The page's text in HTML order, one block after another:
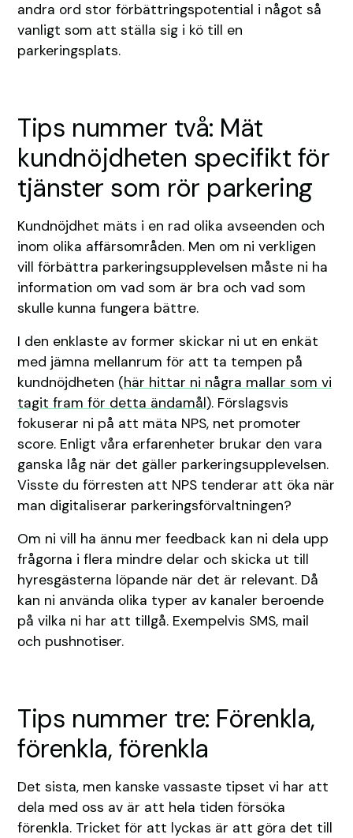
andra ord stor förbättringspotential i något så
vanligt som att ställa sig i kö till en
parkeringsplats.
Tips nummer två: Mät
kundnöjdheten specifikt för
tjänster som rör parkering
Kundnöjdhet mäts i en rad olika avseenden och
inom olika affärsområden. Men om ni verkligen
vill förbättra parkeringsupplevelsen måste ni ha
information om vad som är bra och vad som
skulle kunna fungera bättre.
I den enklaste av former skickar ni ut en enkät
med jämna mellanrum för att ta tempen på
kundnöjdheten (här hittar ni några mallar som vi
tagit fram för detta ändamål). Förslagsvis
fokuserar ni på att mäta NPS, net promoter
score. Enligt våra erfarenheter brukar den vara
ganska låg när det gäller parkeringsupplevelsen.
Visste du förresten att NPS tenderar att öka när
man digitaliserar parkeringsförvaltningen?
Om ni vill ha ännu mer feedback kan ni dela upp
frågorna i flera mindre delar och skicka ut till
hyresgästerna löpande när det är relevant. Då
kan ni använda olika typer av kanaler beroende
på vilka ni har att tillgå. Exempelvis SMS, mail
och pushnotiser.
Tips nummer tre: Förenkla,
förenkla, förenkla
Det sista, men kanske vassaste tipset vi har att
dela med oss av är att hela tiden försöka
förenkla. Tricket för att lyckas är att göra det till